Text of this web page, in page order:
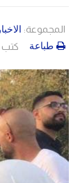
المجموعة: الاخبار
طباعة
محلي
عربي
دولي
منوعات
صحة
حوادث
مساعدات
التنمية
المنحة القطرية
اللاجئين
فلسطين
Articles 🌐